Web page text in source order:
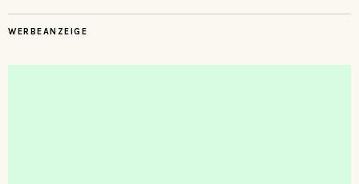
WERBEANZEIGE